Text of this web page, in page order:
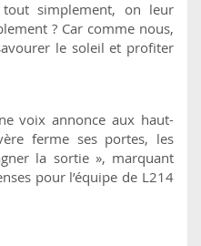
simplement, on leur
? Car comme nous,
le soleil et profiter
voix annonce aux haut-
ferme ses portes, les
la sortie », marquant
pour l’équipe de L214